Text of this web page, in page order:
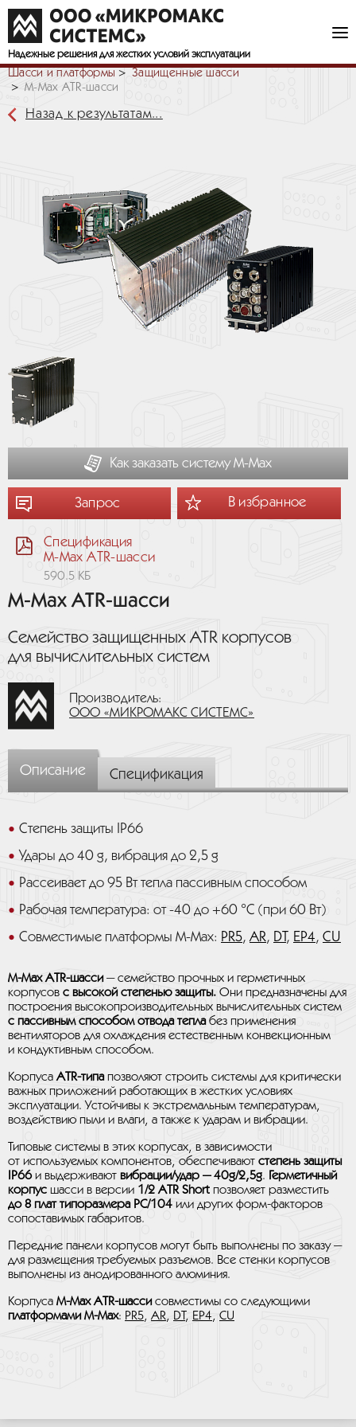
Надежные решения для жестких условий эксплуатации
Шасси и платформы
Защищенные шасси
M-Max ATR-шасси
Назад к результатам...
Как заказать систему М-Мах
Запрос В избранное
Спецификация
M-Max ATR-шасси
590.5 КБ
M-Max ATR-шасси
Cемейство защищенных ATR корпусов
для вычислительных систем
Производитель:
ООО «МИКРОМАКС СИСТЕМС»
Описание Спецификация
Степень защиты IP66
Удары до 40 g, вибрация до 2,5 g
Рассеивает до 95 Вт тепла пассивным способом
Рабочая температура: от -40 до +60 °C (при 60 Вт)
Совместимые платформы M-Max: PR5, AR, DT , EP4, CU
M-Max ATR-шасси— семейство прочных и герметичных
корпусов с высокой степенью защиты. Они предназначены для
построения высокопроизводительных вычислительных систем
с пассивным способом отвода теплабез применения
вентиляторов для охлаждения естественным конвекционным
и кондуктивным способом.
КорпусаATR-типапозволяют строить системы для критически
важных приложений работающих в жестких условиях
эксплуатации. Устойчивы к экстремальным температурам,
воздействию пыли и влаги, а также к ударам и вибрации.
Типовые системы в этих корпусах, в зависимости
от используемых компонентов, обеспечивают степень защиты
IP66и выдерживают вибрации/удар — 40g/2,5g. Герметичный
корпус шасси в версии 1/2 ATR Short позволяет разместить
до 8 плат типоразмера PC/104 или других форм-факторов
сопоставимых габаритов.
Передние панели корпусов могут быть выполнены по заказу —
для размещения требуемых разъемов. Все стенки корпусов
выполнены из анодированного алюминия.
Корпуса M-Max ATR-шассисовместимы со следующими
платформами M-Max: PR5, AR, DT , EP4 , CU